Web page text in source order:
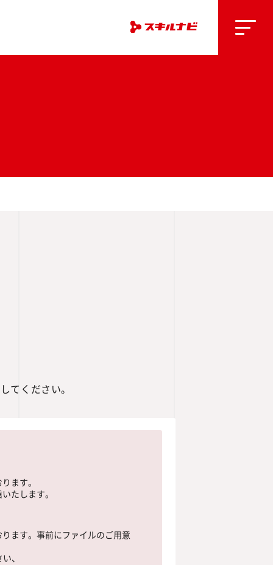
てください。
ます。
たします。
ます。事前にファイルのご用意
、